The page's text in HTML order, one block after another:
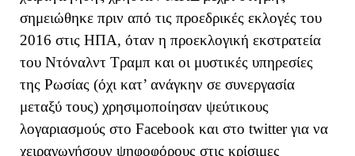
σημειώθηκε πριν από τις προεδρικές εκλογές του
2016 στις ΗΠΑ, όταν η προεκλογική εκστρατεία
του Ντόναλντ Τραμπ και οι μυστικές υπηρεσίες
της Ρωσίας (όχι κατ’ ανάγκην σε συνεργασία
μεταξύ τους) χρησιμοποίησαν ψεύτικους
λογαριασμούς στο Facebook και στο twitterγια να
χειραγωγήσουν ψηφοφόρους στις κρίσιμες